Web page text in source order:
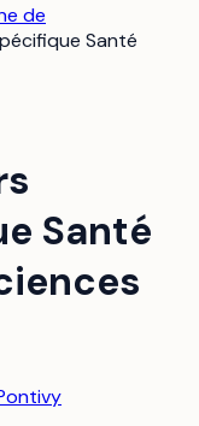
de
Santé
Santé